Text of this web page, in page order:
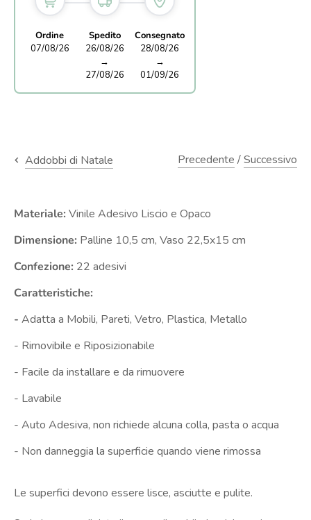
Ordine
07/08/26
Spedito
26/08/26
→
27/08/26
Consegnato
28/08/26
→
01/09/26
Addobbi di Natale Precedente /Successivo
Materiale: Vinile Adesivo Liscio e Opaco
Dimensione: Palline 10,5 cm, Vaso 22,5x15 cm
Confezione: 22 adesivi
Caratteristiche:
- Adatta a Mobili, Pareti, Vetro, Plastica, Metallo
- Rimovibile e Riposizionabile
- Facile da installare e da rimuovere
- Lavabile
- Auto Adesiva, non richiede alcuna colla, pasta o acqua
- Non danneggia la superficie quando viene rimossa
Le superfici devono essere lisce, asciutte e pulite.